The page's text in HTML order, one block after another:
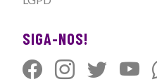
SIGA-NOS!